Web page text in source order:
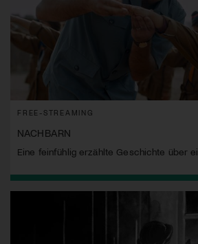
FREE-STREAMING
NACHBARN
Eine feinfühlig erzählte Geschichte über